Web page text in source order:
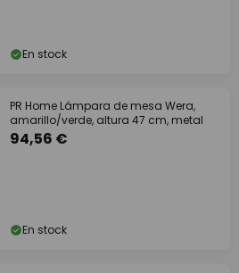
En stock
PR Home Lámpara de mesa Wera,
amarillo/verde, altura 47 cm, metal
94,56 €
En stock